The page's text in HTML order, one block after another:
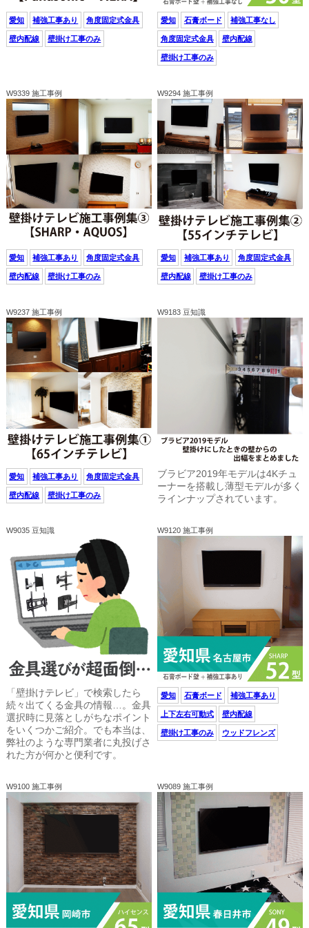
愛知 補強工事あり 角度固定式金具
壁内配線 壁掛け工事のみ
愛知 石膏ボード 補強工事なし
角度固定式金具 壁内配線
壁掛け工事のみ
W9339 施工事例
愛知 補強工事あり 角度固定式金具
壁内配線 壁掛け工事のみ
W9294 施工事例
愛知 補強工事あり 角度固定式金具
壁内配線 壁掛け工事のみ
W9237 施工事例
愛知 補強工事あり 角度固定式金具
壁内配線 壁掛け工事のみ
W9183 豆知識
ブラビア2019年モデルは4Kチュ
ーナーを搭載し薄型モデルが多く
ラインナップされています。
W9035 豆知識
「壁掛けテレビ」で検索したら
続々出てくる金具の情報…。金具
選択時に見落としがちなポイント
をいくつかご紹介。でも本当は、
弊社のような専門業者に丸投げさ
れた方が何かと便利です。
W9120 施工事例
愛知 石膏ボード 補強工事あり
上下左右可動式 壁内配線
壁掛け工事のみ ウッドフレンズ
W9100 施工事例 W9089 施工事例